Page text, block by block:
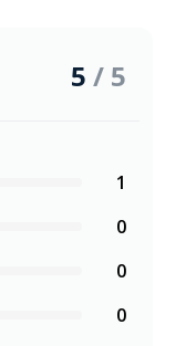
5 / 5
1
0
0
0